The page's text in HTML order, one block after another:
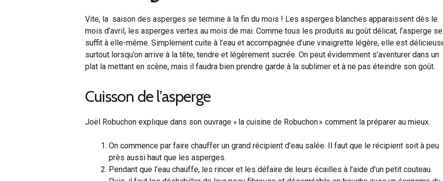
Vite, la saison des asperges se termine à la fin du mois ! Les asperges blanches apparaissent dès le
mois d’avril, les asperges vertes au mois de mai. Comme tous les produits au goût délicat, l’asperge se
suffit à elle-même. Simplement cuite à l’eau et accompagnée d’une vinaigrette légère, elle est
surtout lorsqu’on arrive à la tête, tendre et légèrement sucrée. On peut évidemment s’aventurer dans un
plat la mettant en scène, mais il faudra bien prendre garde à la sublimer et à ne pas éteindre son goût.
Cuisson de l’asperge
Joël Robuchon explique dans son ouvrage « la cuisine de Robuchon » comment la préparer au mieux.
On commence par faire chauffer un grand récipient d’eau salée. Il faut que le récipient soit à peu
près aussi haut que les asperges.
Pendant que l’eau chauffe, les rincer et les défaire de leurs écailles à l’aide d’un petit couteau.